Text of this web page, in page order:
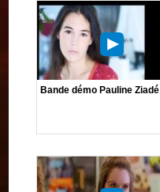
Bande démo Pauline Ziadé